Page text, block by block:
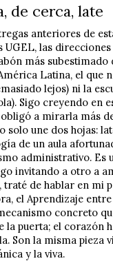
de cerca, late
anteriores de
UGEL, las
más
Latina, el que
lejos) ni la
Sigo creyendo en
a mirarla más
solo une dos hojas:
de un aula
administrativo. Es
invitando a otro a
traté de hablar en mi
el Aprendizaje
concreto
la puerta; el corazón
Son la misma pieza
y la viva.